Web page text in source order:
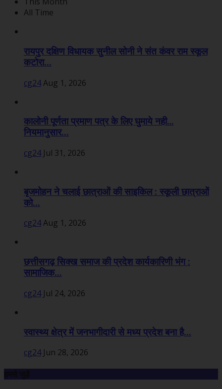
All Time
रायपुर दक्षिण विधायक सुनील सोनी ने संत कंवर राम स्कूल
कटोरा...
cg24Aug 1, 2026
कालोनी पूर्णता प्रमाण पत्र के लिए घुमाये नही…
नियमानुसार...
cg24 Jul 31, 2026
बृजमोहन ने चलाई छात्राओं की साइकिल : स्कूली छात्राओं
को...
cg24Aug 1, 2026
छत्तीसगढ़ सिक्ख समाज की प्रदेश कार्यकारिणी भंग :
सामाजिक...
cg24 Jul 24, 2026
स्वास्थ्य क्षेत्र में जनभागीदारी से मध्य प्रदेश बना है...
cg24 Jun 28, 2026